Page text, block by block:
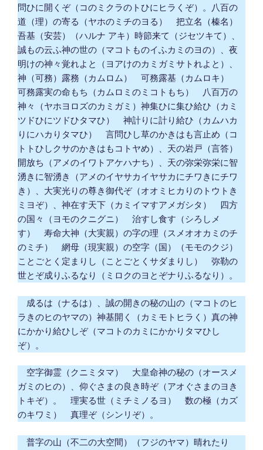
問ひに開くぞ（コのミクラのトひにヒラくぞ）。八百の
道（理）の寄る（ヤホのミチのヨる） 把立名（榛名）
吾基（安芸）（ハルナ アキ）時節来て（ジセツキて）、
誠もの云ふ神の世の（マコトものイふカミのヨの）、夜
明けの神々覚れよと（ヨアけのカミガミサトれよと）、
神（可務）露務（カムロム） 可務露基（カムロキ）
可務露実の命もち（カムロミのミコトもち） 八百万の
神々（ヤホヨロズのカミガミ）神集ひに集ひ給ひ（カミ
ツドひにツドひタマひ） 神計りに計り給ひ（カムハカ
りにハカりタマひ） 言問ひし草のかきはも言止め（コ
トトひしクサのかきはもコトヤめ）、天の岩戸（言答）
開放ち（アメのイワトアケハナち）、天の弥栄弥栄に智
湧きに智湧き（アメのイヤサカイヤサカにチワきにチワ
き）、大実光りの尊き御代ぞ（オオミヒカりのトウトき
ミヨぞ）、神在す天下（カミイマすアメガシタ） 四方
の国々（ヨモのクニグニ） 治すし食す（シろしメ
す） 寿命大神（大実親）の字の理（スメオオカミのチ
のミチ） 網母（現実親）の空字（国）（モモのクジ）
ことごとく定まりし（ことごとくサダまりし） 弥勒の
世とぞ成りふるなり（ミロクのヨとぞナりふるなり）。
成るは（ナるは）、誠の開きの秘の山の（マコトのヒ
ラきのヒのヤマの）神基開く（カミモトヒラく）真の神
にかかり給ひしぞ（マコトのカミにかかりタマひし
ぞ）。
空字御霊（クニミタマ） 大皇命神の秘の（オースメ
ガミのヒの）、仰ぐさまの良き時ぞ（アオぐさまのヨき
トキぞ）。 理実る世（ミチミノるヨ） 数の極（カズ
のキワミ） 真理ぞ（シンリぞ）。
普字の山（不二の大空間）（フジのヤマ）晴れたり